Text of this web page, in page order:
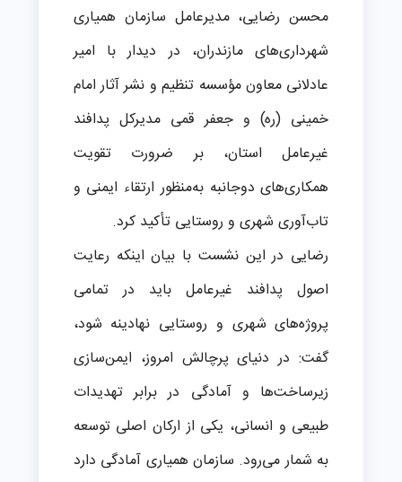
محسن رضایی، مدیرعامل سازمان همیاری
شهرداری‌های مازندران، در دیدار با امیر
عادلانی معاون مؤسسه تنظیم و نشر آثار امام
خمینی (ره) و جعفر قمی مدیرکل پدافند
غیرعامل استان، بر ضرورت تقویت
همکاری‌های دوجانبه به‌منظور ارتقاء ایمنی و
تاب‌آوری شهری و روستایی تأکید کرد.
رضایی در این نشست با بیان اینکه رعایت
اصول پدافند غیرعامل باید در تمامی
پروژه‌های شهری و روستایی نهادینه شود،
گفت: در دنیای پرچالش امروز، ایمن‌سازی
زیرساخت‌ها و آمادگی در برابر تهدیدات
طبیعی و انسانی، یکی از ارکان اصلی توسعه
به شمار می‌رود. سازمان همیاری آمادگی دارد